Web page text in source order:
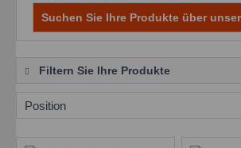
Suchen Sie Ihre Produkte über
Filtern Sie Ihre Produkte